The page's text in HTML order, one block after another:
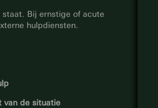
Bij ernstige of acute
hulpdiensten.
van de situatie